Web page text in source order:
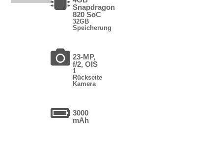
Snapdragon
820 SoC
32GB
Speicherung
23-MP,
f/2, OIS
1
Rückseite
Kamera
3000
mAh